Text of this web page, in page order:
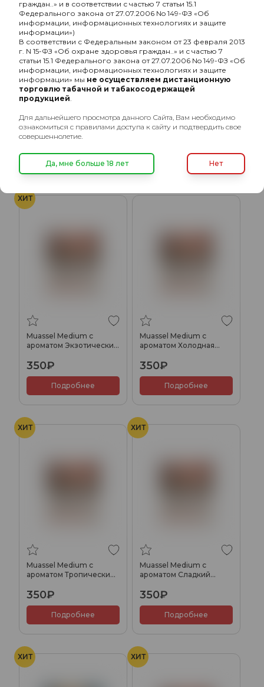
ароматом Небесный
релакс, 40 гр.
350₽
Подробнее
ароматом Красный
ангел, 40 гр.
Подробнее
ХИТ
Muassel Medium с
ароматом Экзотические
350₽
Подробнее
Muassel Medium с
ароматом Холодная
350₽
Подробнее
ХИТ
Muassel Medium с
ароматом Тропический
350₽
Подробнее
ХИТ
Muassel Medium с
ароматом Сладкий
350₽
Подробнее
ХИТ ХИТ
граждан..» и в соответствии с частью 7 статьи 15.1
Федерального закона от 27.07.2006 No 149-ФЗ «Об
информации, информационных технологиях и защите
информации»)
В соответствии с Федеральным законом от 23 февраля 2013
г. N 15-ФЗ «Об охране здоровья граждан..» и с частью 7
статьи 15.1 Федерального закона от 27.07.2006 No 149-ФЗ «Об
информации, информационных технологиях и защите
информации» мы не осуществляем дистанционную
торговлю табачной и табакосодержащей
продукцией
Для дальнейшего просмотра данного Сайта, Вам необходимо
ознакомиться с правилами доступа к сайту и подтвердить свое
совершеннолетие.
Да, мне больше 18 лет Нет